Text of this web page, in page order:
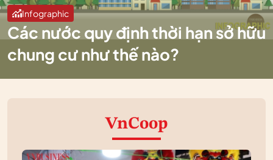
Infographic
Các nước quy định thời hạn sở hữu
chung cư như thế nào?
VnCoop